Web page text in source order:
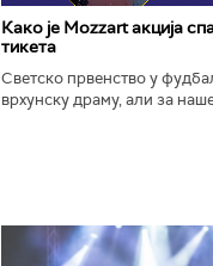
Како је Mozzart акција
тикета
Светско првенство у
врхунску драму, али за